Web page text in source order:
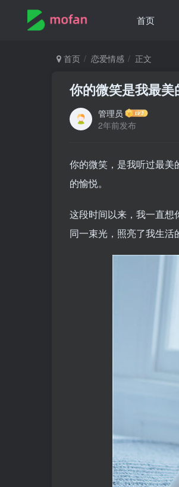
首页
首页 恋爱情感 正文
你的微笑是我最
管理员
2年前发布
你的微笑，是我听过最美
的愉悦。
这段时间以来，我一直想
同一束光，照亮了我生活